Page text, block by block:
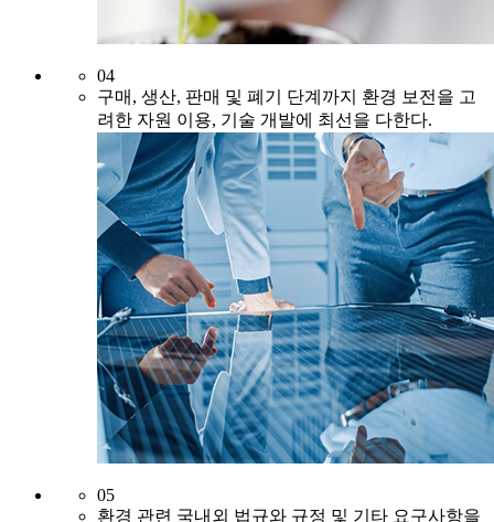
04
구매, 생산, 판매 및 폐기 단계까지 환경 보전을 고
려한 자원 이용, 기술 개발에 최선을 다한다.
05
환경 관련 국내외 법규와 규정 및 기타 요구사항을